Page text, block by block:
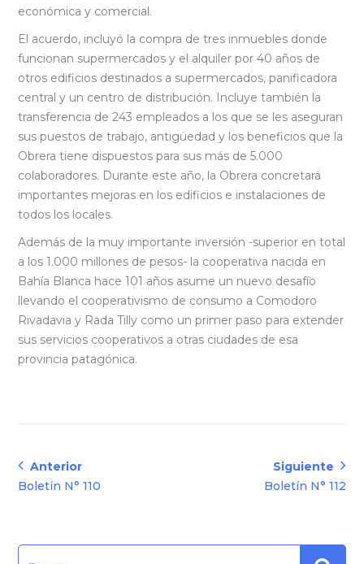
económica y comercial.
El acuerdo, incluyó la compra de tres inmuebles donde
funcionan supermercados y el alquiler por 40 años de
otros edificios destinados a supermercados, panificadora
central y un centro de distribución. Incluye también la
transferencia de 243 empleados a los que se les aseguran
sus puestos de trabajo, antigüedad y los beneficios que la
Obrera tiene dispuestos para sus más de 5.000
colaboradores. Durante este año, la Obrera concretará
importantes mejoras en los edificios e instalaciones de
todos los locales.
Además de la muy importante inversión -superior en total
a los 1.000 millones de pesos- la cooperativa nacida en
Bahía Blanca hace 101 años asume un nuevo desafío
llevando el cooperativismo de consumo a Comodoro
Rivadavia y Rada Tilly como un primer paso para extender
sus servicios cooperativos a otras ciudades de esa
provincia patagónica.
Navegación
de
Anterior
Anterior:
Boletín N° 110
Siguiente
Siguiente:
Boletín N° 112